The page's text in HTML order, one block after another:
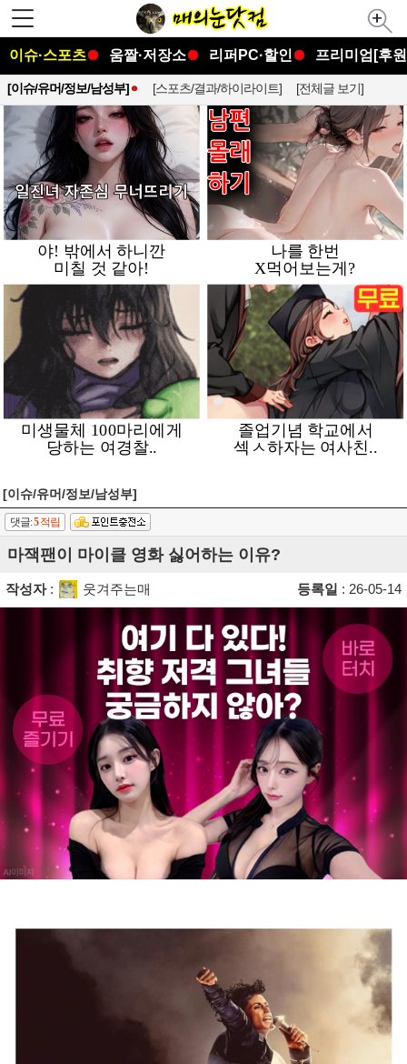
이슈·스포츠 움짤·저장소 리퍼PC·할인 프리미엄[후
[이슈/유머/정보/남성부] [스포츠/결과/하이라이트] [전체글 보기]
[이슈/유머/정보/남성부]
댓글:5적립
마잭팬이 마이클 영화 싫어하는 이유?
작성자: 웃겨주는매 등록일 : 26-05-14